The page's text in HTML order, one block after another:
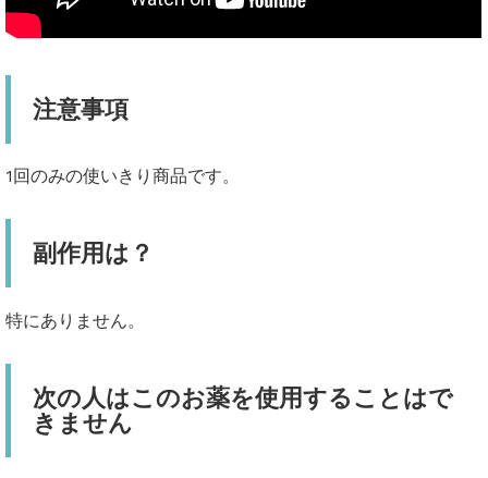
注意事項
1回のみの使いきり商品です。
副作用は？
特にありません。
次の人はこのお薬を使用することはで
きません